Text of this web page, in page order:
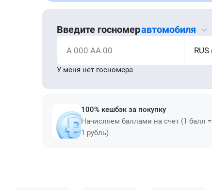
Введите госномеравтомобиля
А 000 АА 00 RUS
У меня нет госномера
100% кешбэк за покупку
Начисляем баллами на счет (1 балл =
1 рубль)